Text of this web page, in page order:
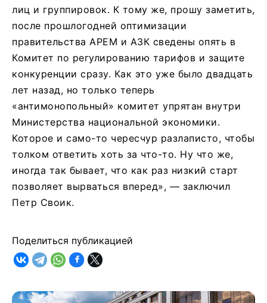
лиц и группировок. К тому же, прошу заметить,
после прошлогодней оптимизации
правительства АРЕМ и АЗК сведены опять в
Комитет по регулированию тарифов и защите
конкуренции сразу. Как это уже было двадцать
лет назад, но только теперь
«антимонопольный» комитет упрятан внутри
Министерства национальной экономики.
Которое и само-то чересчур разлаписто, чтобы
толком ответить хоть за что-то. Ну что же,
иногда так бывает, что как раз низкий старт
позволяет вырваться вперед», — заключил
Петр Своик.
Поделиться публикацией